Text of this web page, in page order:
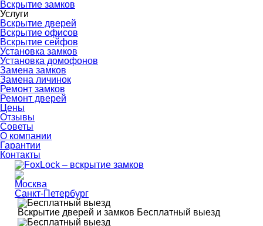
Вскрытие замков
Услуги
Вскрытие дверей
Вскрытие офисов
Вскрытие сейфов
Установка замков
Установка домофонов
Замена замков
Замена личинок
Ремонт замков
Ремонт дверей
Цены
Отзывы
Советы
О компании
Гарантии
Контакты
Москва
Санкт-Петербург
Вскрытие дверей и замков Бесплатный выезд